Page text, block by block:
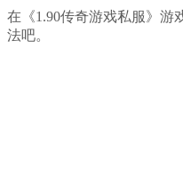
在《1.90传奇游戏私服》游
法吧。